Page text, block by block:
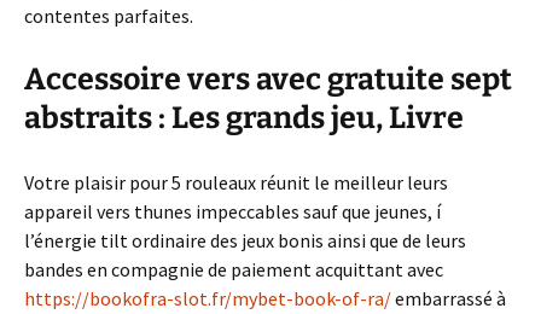
contentes parfaites.
Accessoire vers avec gratuite sept
abstraits : Les grands jeu, Livre
Votre plaisir pour 5 rouleaux réunit le meilleur leurs
appareil vers thunes impeccables sauf que jeunes, í
l’énergie tilt ordinaire des jeux bonis ainsi que de leurs
bandes en compagnie de paiement acquittant avec
https://bookofra-slot.fr/mybet-book-of-ra/embarrassé à